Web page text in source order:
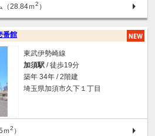
（28.84ｍ2 ）
番館
東武伊勢崎線
加須駅 / 徒歩19分
築年 34年 / 2階建
埼玉県加須市久下１丁目
ｍ2 ）